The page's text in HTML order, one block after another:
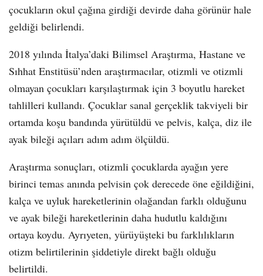
çocukların okul çağına girdiği devirde daha görünür hale
geldiği belirlendi.
2018 yılında İtalya’daki Bilimsel Araştırma, Hastane ve
Sıhhat Enstitüsü’nden araştırmacılar, otizmli ve otizmli
olmayan çocukları karşılaştırmak için 3 boyutlu hareket
tahlilleri kullandı. Çocuklar sanal gerçeklik takviyeli bir
ortamda koşu bandında yürütüldü ve pelvis, kalça, diz ile
ayak bileği açıları adım adım ölçüldü.
Araştırma sonuçları, otizmli çocuklarda ayağın yere
birinci temas anında pelvisin çok derecede öne eğildiğini,
kalça ve uyluk hareketlerinin olağandan farklı olduğunu
ve ayak bileği hareketlerinin daha hudutlu kaldığını
ortaya koydu. Ayrıyeten, yürüyüşteki bu farklılıkların
otizm belirtilerinin şiddetiyle direkt bağlı olduğu
belirtildi.